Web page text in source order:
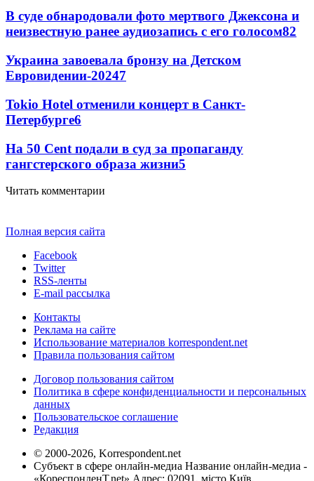
В суде обнародовали фото мертвого Джексона и
неизвестную ранее аудиозапись с его голосом82
Украина завоевала бронзу на Детском
Евровидении-20247
Tokio Hotel отменили концерт в Санкт-
Петербурге6
На 50 Cent подали в суд за пропаганду
гангстерского образа жизни5
Читать комментарии
Полная версия сайта
Facebook
Twitter
RSS-ленты
E-mail рассылка
Контакты
Реклама на сайте
Использование материалов korrespondent.net
Правила пользования сайтом
Договор пользования сайтом
Политика в сфере конфиденциальности и персональных
данных
Пользовательское соглашение
Редакция
© 2000-2026, Korrespondent.net
Субъект в сфере онлайн-медиа Название онлайн-медиа -